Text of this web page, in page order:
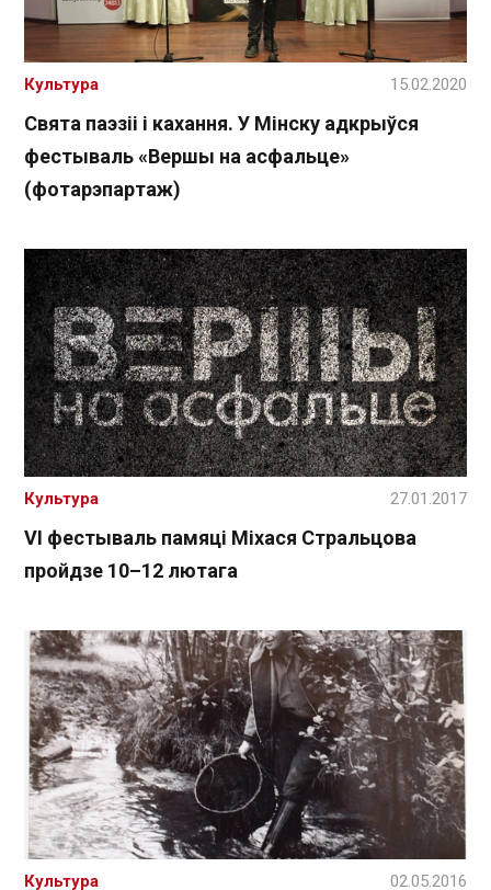
Свята паэзіі і кахання. У Мінску адкрыўся
фестываль «Вершы на асфальце»
(фотарэпартаж)
Культура 15.02.2020
VI фестываль памяці Міхася Стральцова
пройдзе 10–12 лютага
Культура 27.01.2017
Культура 02.05.2016